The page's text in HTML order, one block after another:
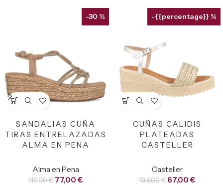
-30 %
SANDALIAS CUÑA
TIRAS ENTRELAZADAS
ALMA EN PENA
Alma en Pena
110,00€ 77,00 €
-{{percentage}} %
CUÑAS CALIDIS
PLATEADAS
CASTELLER
Casteller
134,00€ 67,00 €